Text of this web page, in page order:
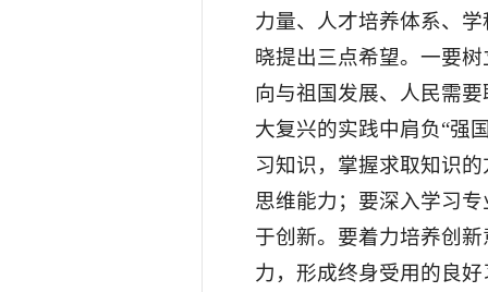
力量、人才培养体系、
晓提出三点希望。一要
向与祖国发展、人民需
大复兴的实践中肩负“强
习知识，掌握求取知识
思维能力；要深入学习
于创新。要着力培养创
力，形成终身受用的良